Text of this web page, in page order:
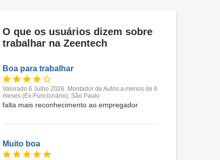
O que os usuários dizem sobre
trabalhar na Zeentech
Boa para trabalhar
Valorado 6 Julho 2026. Montador de Autos a menos de 6
meses (Ex-Funcionário), São Paulo
falta mais reconhecimento ao empregador
Muito boa